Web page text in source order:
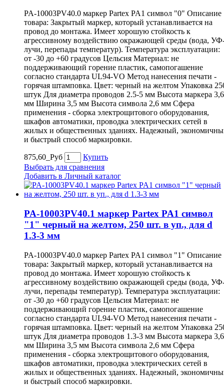
PA-10003PV40.0 маркер Partex PA1 символ "0" Описание
товара: Закрытый маркер, который устанавливается на
провод до монтажа. Имеет хорошую стойкость к
агрессивному воздействию окражающей среды (вода,
лучи, перепады температур). Температура эксплуатации:
от -30 до +60 градусов Цельсия Материал: не
поддерживающий горение пластик, самопогашение
согласно стандарта UL94-VO Метод нанесения печати -
горячая штамповка. Цвет: черный на желтом Упаковка
штук Для диаметра проводов 2.5-5 мм Высота маркера 3,6
мм Ширина 3,5 мм Высота символа 2,6 мм Сфера
применения - сборка электрощитового оборудования,
шкафов автоматики, проводка электрических сетей в
жилых и общественных зданиях. Надежный,
и быстрый способ маркировки.
875,60_Руб
Купить
Выбрать для сравнения
Добавить в Личный каталог
PA-10003PV40.1 маркер Partex PA1 символ
"1" черный на желтом, 250 шт. в уп., для d
1.3-3 мм
PA-10003PV40.0 маркер Partex PA1 символ "1" Описание
товара: Закрытый маркер, который устанавливается на
провод до монтажа. Имеет хорошую стойкость к
агрессивному воздействию окражающей среды (вода,
лучи, перепады температур). Температура эксплуатации:
от -30 до +60 градусов Цельсия Материал: не
поддерживающий горение пластик, самопогашение
согласно стандарта UL94-VO Метод нанесения печати -
горячая штамповка. Цвет: черный на желтом Упаковка
штук Для диаметра проводов 1.3-3 мм Высота маркера 3,6
мм Ширина 3,5 мм Высота символа 2,6 мм Сфера
применения - сборка электрощитового оборудования,
шкафов автоматики, проводка электрических сетей в
жилых и общественных зданиях. Надежный,
и быстрый способ маркировки.